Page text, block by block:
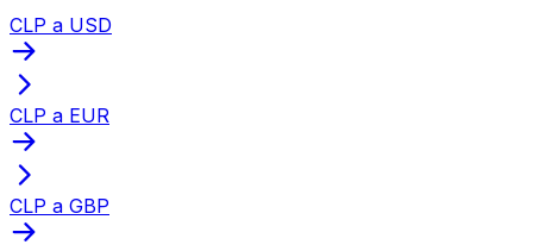
CLP a USD
CLP a EUR
CLP a GBP